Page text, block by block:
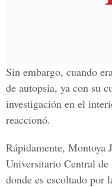
Sin embargo, cuando
de autopsia, ya con su
investigación en el
reaccionó.
Rápidamente, Montoya
Universitario Central de
donde es escoltado por